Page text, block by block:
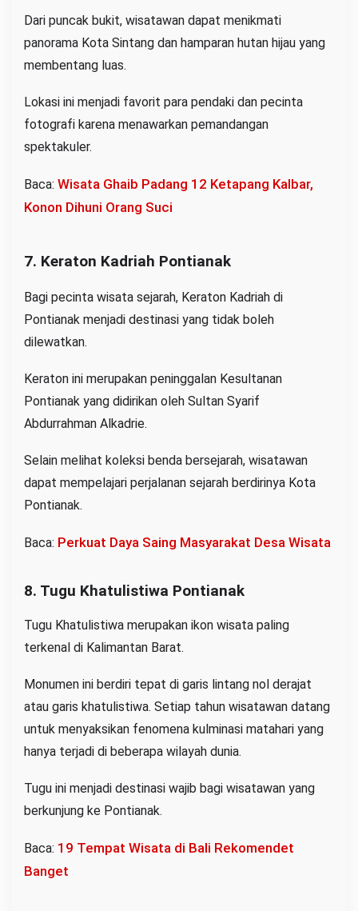
Dari puncak bukit, wisatawan dapat menikmati
panorama Kota Sintang dan hamparan hutan hijau yang
membentang luas.
Lokasi ini menjadi favorit para pendaki dan pecinta
fotografi karena menawarkan pemandangan
spektakuler.
Baca: Wisata Ghaib Padang 12 Ketapang Kalbar,
Konon Dihuni Orang Suci
7. Keraton Kadriah Pontianak
Bagi pecinta wisata sejarah, Keraton Kadriah di
Pontianak menjadi destinasi yang tidak boleh
dilewatkan.
Keraton ini merupakan peninggalan Kesultanan
Pontianak yang didirikan oleh Sultan Syarif
Abdurrahman Alkadrie.
Selain melihat koleksi benda bersejarah, wisatawan
dapat mempelajari perjalanan sejarah berdirinya Kota
Pontianak.
Baca: Perkuat Daya Saing Masyarakat Desa Wisata
8. Tugu Khatulistiwa Pontianak
Tugu Khatulistiwa merupakan ikon wisata paling
terkenal di Kalimantan Barat.
Monumen ini berdiri tepat di garis lintang nol derajat
atau garis khatulistiwa. Setiap tahun wisatawan datang
untuk menyaksikan fenomena kulminasi matahari yang
hanya terjadi di beberapa wilayah dunia.
Tugu ini menjadi destinasi wajib bagi wisatawan yang
berkunjung ke Pontianak.
Baca: 19 Tempat Wisata di Bali Rekomendet
Banget